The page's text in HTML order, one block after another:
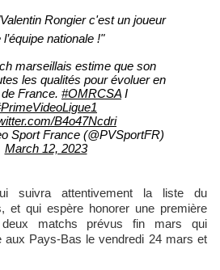
Rongier c'est un joueur
l’équipe nationale !"
marseillais estime que son
les qualités pour évoluer en
France. #OMRCSA I
B4o47Ncdri
Sport France (@PVSportFR)
March 12, 2023
et qui espère honorer une première
matchs prévus fin mars qui
aux Pays-Bas le vendredi 24 mars et